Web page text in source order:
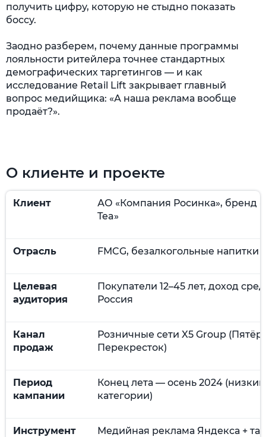
получить цифру, которую не стыдно показать
боссу.
Заодно разберем, почему данные программы
лояльности ритейлера точнее стандартных
демографических таргетингов — и как
исследование Retail Lift закрывает главный
вопрос медийщика: «А наша реклама вообще
продаёт?».
О клиенте и проекте
Клиент
АО «Компания Росинка», бренд
Tea»
Отрасль FMCG, безалкогольные напитки
Целевая
аудитория
Покупатели 12–45 лет, доход
Россия
Канал
продаж
Розничные сети X5 Group
Перекресток)
Период
кампании
Конец лета — осень 2024
категории)
Инструмент
Медийная реклама Яндекса +